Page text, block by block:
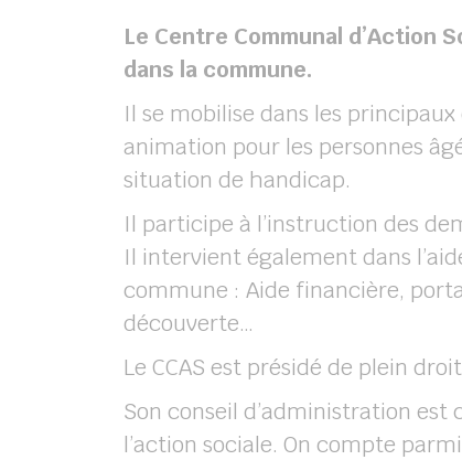
Le Centre Communal d’Action
dans la commune.
Il se mobilise dans les
animation pour les personnes
situation de handicap.
Il participe à l’instruction des
Il intervient également dans
commune : Aide financière,
découverte…
Le CCAS est présidé de plein
Son conseil d’administration
l’action sociale. On compte